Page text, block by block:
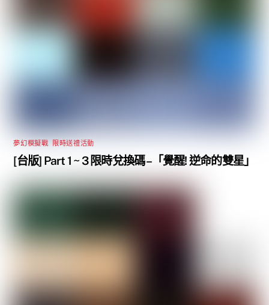
夢幻模擬戰 限時送禮活動
[台版] Part 1 ~ 3 限時兌換碼 –「覺醒! 逆命的雙星」